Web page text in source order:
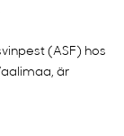
(ASF) hos
är